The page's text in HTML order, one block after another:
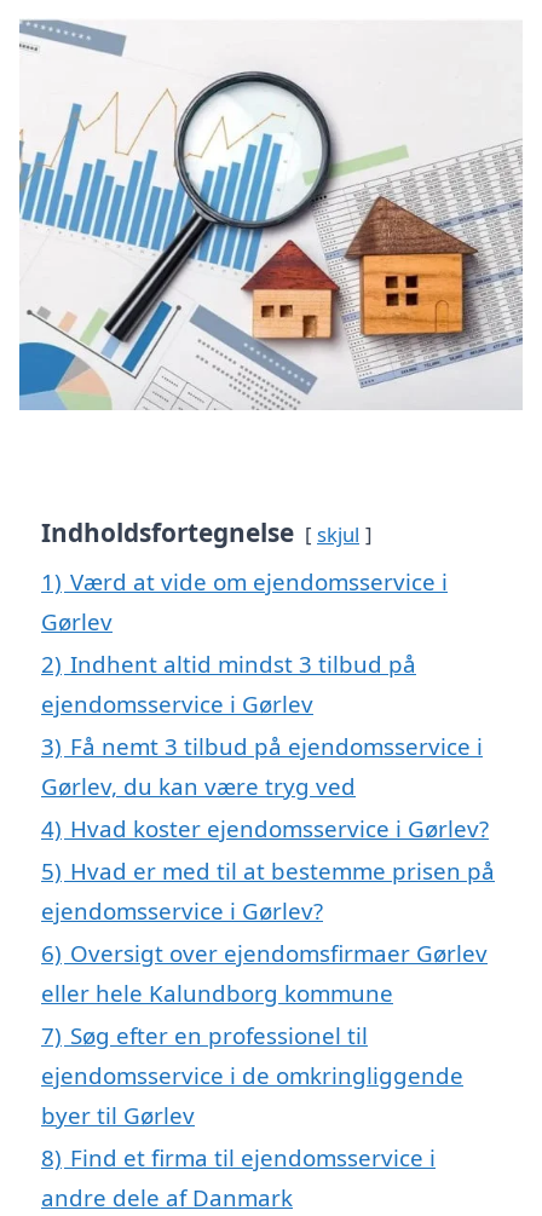
Indholdsfortegnelse skjul
1) Værd at vide om ejendomsservice i
Gørlev
2) Indhent altid mindst 3 tilbud på
ejendomsservice i Gørlev
3) Få nemt 3 tilbud på ejendomsservice i
Gørlev, du kan være tryg ved
4) Hvad koster ejendomsservice i Gørlev?
5) Hvad er med til at bestemme prisen på
ejendomsservice i Gørlev?
6) Oversigt over ejendomsfirmaer Gørlev
eller hele Kalundborg kommune
7) Søg efter en professionel til
ejendomsservice i de omkringliggende
byer til Gørlev
8) Find et firma til ejendomsservice i
andre dele af Danmark